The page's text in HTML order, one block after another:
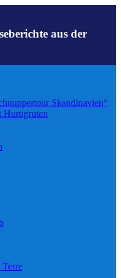
aus der
Skandinavien“
Hurtigruten